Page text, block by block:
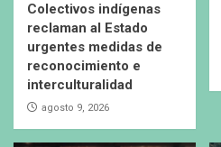
Colectivos indígenas
reclaman al Estado
urgentes medidas de
reconocimiento e
interculturalidad
agosto 9, 2026